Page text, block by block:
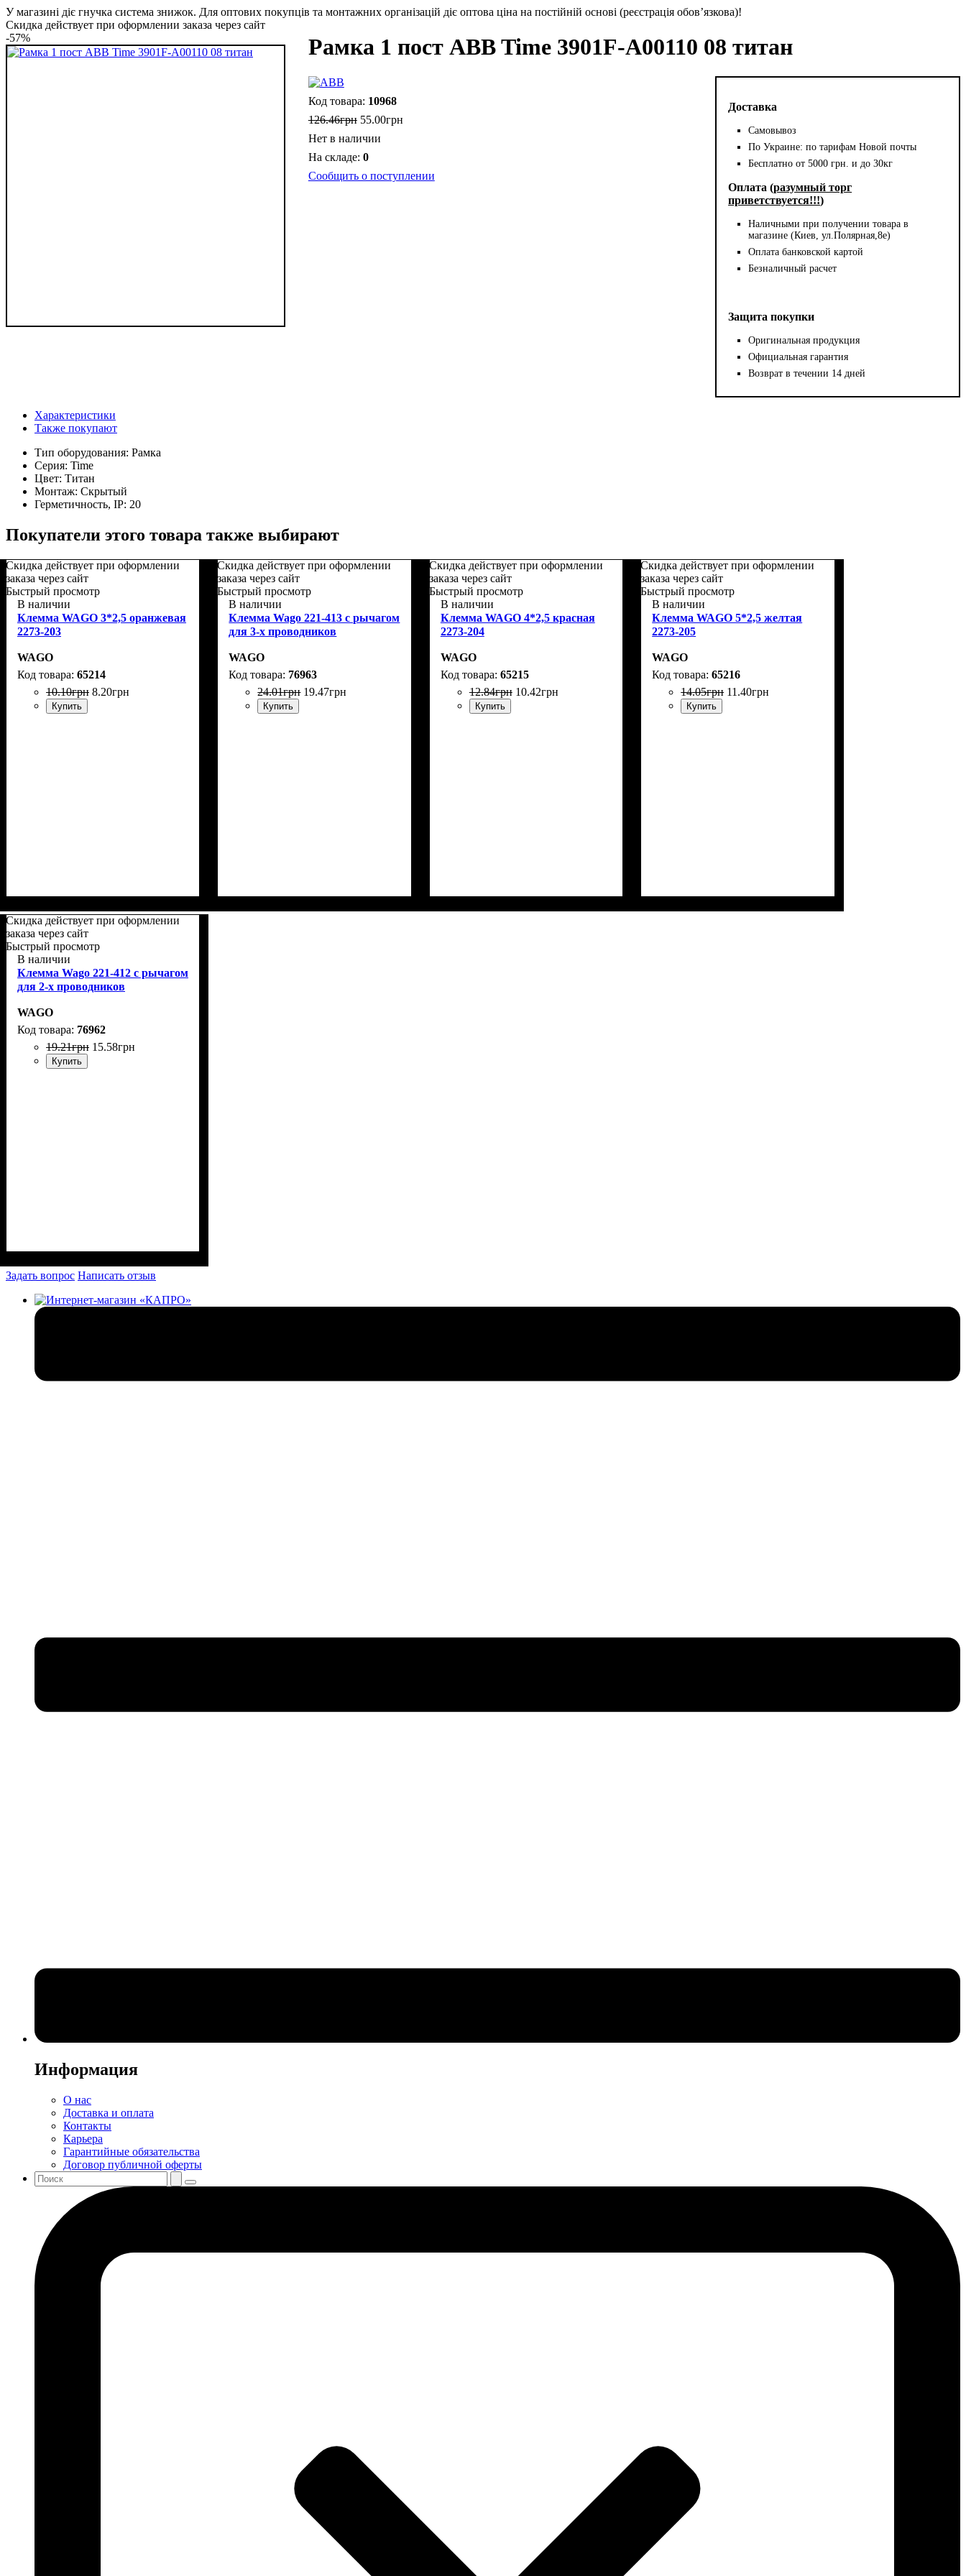
У магазині діє гнучка система знижок. Для оптових покупців та монтажних організацій діє оптова ціна на постійній основі (реєстрація обов’язкова)!
Скидка действует при оформлении заказа через сайт
-57%
Рамка 1 пост ABB Time 3901F-A00110 08 титан
Доставка
Самовывоз
По Украине: по тарифам Новой почты
Бесплатно от 5000 грн. и до 30кг
Оплата (разумный торг
приветствуется!!!)
Наличными при получении товара в
магазине (Киев, ул.Полярная,8е)
Оплата банковской картой
Безналичный расчет
Защита покупки
Оригинальная продукция
Официальная гарантия
Возврат в течении 14 дней
10968
126.46грн 55.00грн
Нет в наличии
0
Сообщить о поступлении
Характеристики
Также покупают
Тип оборудования: Рамка
Серия: Time
Цвет: Титан
Монтаж: Скрытый
Герметичность, IP: 20
Покупатели этого товара также выбирают
Скидка действует при оформлении
заказа через сайт
Быстрый просмотр
В наличии
Клемма WAGO 3*2,5 оранжевая
2273-203
WAGO
65214
10.10грн 8.20грн
Купить
Скидка действует при оформлении
заказа через сайт
Быстрый просмотр
В наличии
Клемма Wago 221-413 с рычагом
для 3-х проводников
WAGO
76963
24.01грн 19.47грн
Купить
Скидка действует при оформлении
заказа через сайт
Быстрый просмотр
В наличии
Клемма WAGO 4*2,5 красная
2273-204
WAGO
65215
12.84грн 10.42грн
Купить
Скидка действует при оформлении
заказа через сайт
Быстрый просмотр
В наличии
Клемма WAGO 5*2,5 желтая
2273-205
WAGO
65216
14.05грн 11 .40грн
Купить
Скидка действует при оформлении
заказа через сайт
Быстрый просмотр
В наличии
Клемма Wago 221-412 с рычагом
для 2-х проводников
WAGO
76962
19.21грн 15.58грн
Купить
Задать вопрос Написать отзыв
Информация
О нас
Доставка и оплата
Контакты
Карьера
Гарантийные обязательства
Договор публичной оферты